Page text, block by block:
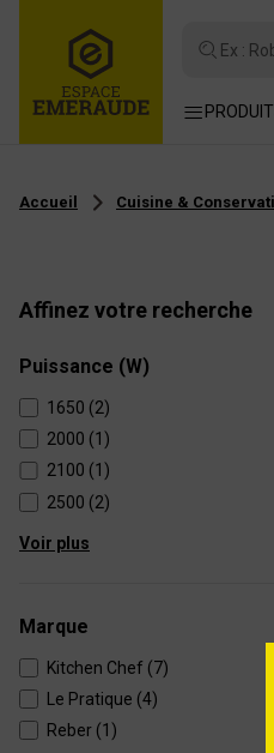
Ex :
Accueil Cuisine &
Affinez votre recherche
Puissance (W)
1650 (2)
2000 (1)
2100 (1)
2500 (2)
Voir plus
Marque
Kitchen Chef (7)
Le Pratique (4)
Reber (1)